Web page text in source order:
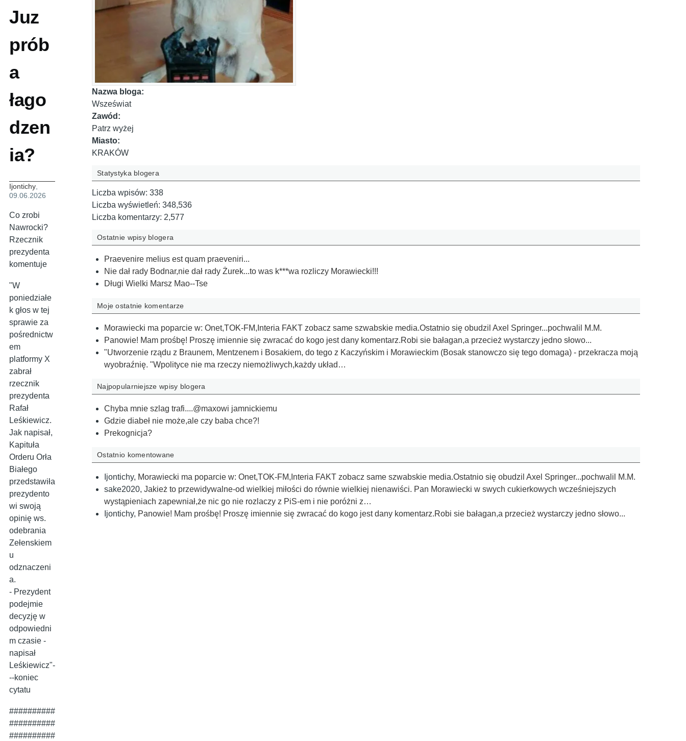
Juz
prób
a
łago
dzen
ia?
Ijontichy,
09.06.2026
Co zrobi
Nawrocki?
Rzecznik
prezydenta
komentuje
"W
poniedziałe
k głos w tej
sprawie za
pośrednictw
em
platformy X
zabrał
rzecznik
prezydenta
Rafał
Leśkiewicz.
Jak napisał,
Kapituła
Orderu Orła
Białego
przedstawiła
prezydento
wi swoją
opinię ws.
odebrania
Zełenskiem
u
odznaczeni
a.
- Prezydent
podejmie
decyzję w
odpowiedni
m czasie -
napisał
Leśkiewicz"-
--koniec
cytatu
##########
##########
##########
Nazwa bloga:
Wszeświat
Zawód:
Patrz wyżej
Miasto:
KRAKÓW
Statystyka blogera
Liczba wpisów: 338
Liczba wyświetleń: 348,536
Liczba komentarzy: 2,577
Ostatnie wpisy blogera
Praevenire melius est quam praeveniri...
Nie dał rady Bodnar,nie dał rady Żurek...to was k***wa rozliczy Morawiecki!!!
Długi Wielki Marsz Mao--Tse
Moje ostatnie komentarze
Morawiecki ma poparcie w: Onet,TOK-FM,Interia FAKT zobacz same szwabskie media.Ostatnio się obudzil Axel Springer...pochwalil M.M.
Panowie! Mam prośbę! Proszę imiennie się zwracać do kogo jest dany komentarz.Robi sie bałagan,a przecież wystarczy jedno słowo...
"Utworzenie rządu z Braunem, Mentzenem i Bosakiem, do tego z Kaczyńskim i Morawieckim (Bosak stanowczo się tego domaga) - przekracza moją
wyobraźnię. "Wpolityce nie ma rzeczy niemożliwych,każdy układ…
Najpopularniejsze wpisy blogera
Chyba mnie szlag trafi....@maxowi jamnickiemu
Gdzie diabeł nie może,ale czy baba chce?!
Prekognicja?
Ostatnio komentowane
Ijontichy, Morawiecki ma poparcie w: Onet,TOK-FM,Interia FAKT zobacz same szwabskie media.Ostatnio się obudzil Axel Springer...pochwalil M.M.
sake2020, Jakież to przewidywalne-od wielkiej miłości do równie wielkiej nienawiści. Pan Morawiecki w swych cukierkowych wcześniejszych
wystąpieniach zapewniał,że nic go nie rozlaczy z PiS-em i nie poróżni z…
Ijontichy, Panowie! Mam prośbę! Proszę imiennie się zwracać do kogo jest dany komentarz.Robi sie bałagan,a przecież wystarczy jedno słowo...